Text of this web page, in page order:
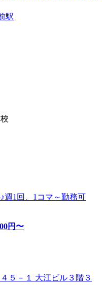
駅
週1回、1コマ～勤務可
円〜
５－１ 大江ビル３階３